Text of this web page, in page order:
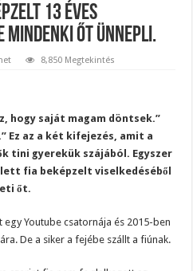
13 éves
őt ünnepli.
8,850 Megtekintés
hogy saját magam döntsek.”
Ez az a két kifejezés, amit a
tini gyerekük szájából. Egyszer
fia beképzelt viselkedéséből
őt.
egy Youtube csatornája és 2015-ben
De a siker a fejébe szállt a fiúnak.